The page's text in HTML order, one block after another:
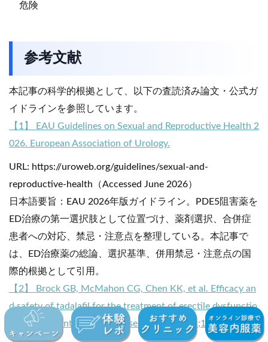
危険
参考文献
本記事の科学的根拠として、以下の査読済み論文・公式ガ
イドラインを参照しています。
【1】 EAU Guidelines on Sexual and Reproductive Health 2
026. European Association of Urology.
URL: https://uroweb.org/guidelines/sexual-and-
reproductive-health（Accessed June 2026）
日本語要旨：EAU 2026年版ガイドライン。PDE5阻害薬を
ED治療の第一選択肢として位置づけ、薬剤選択、合併症
患者への対応、禁忌・注意点を整理している。本記事で
は、ED治療薬の総論、選択基準、併用禁忌・注意点の国
際的根拠として引用。
【2】 Brock GB, McMahon CG, Chen KK, et al. Efficacy an
d safety of tadalafil for the treatment of erectile dysfunctio
n: results of integrated analyses. J Urol. 2002;168(4 Pt 1):1